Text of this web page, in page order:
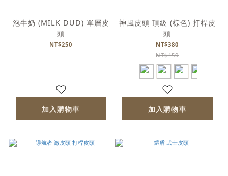
泡牛奶 (MILK DUD) 單層皮
頭
NT$250
加入購物車
神風皮頭 頂級 (棕色) 打桿皮
頭
NT$380
NT$450
加入購物車